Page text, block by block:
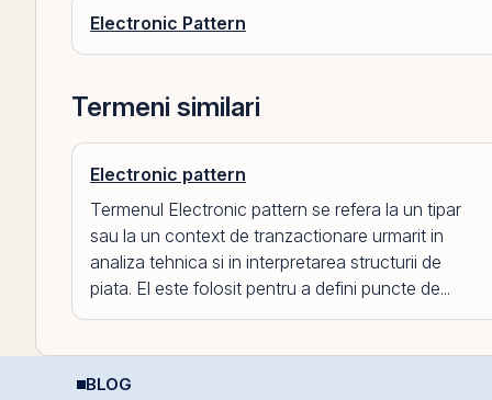
Electronic Pattern
Termeni similari
Electronic pattern
Termenul Electronic pattern se refera la un tipar
sau la un context de tranzactionare urmarit in
analiza tehnica si in interpretarea structurii de
piata. El este folosit pentru a defini puncte de...
BLOG
Perspective Economice